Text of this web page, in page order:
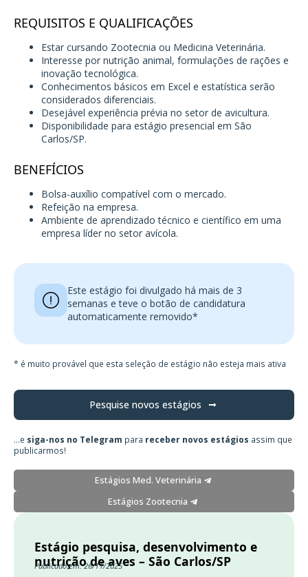
REQUISITOS E QUALIFICAÇÕES
Estar cursando Zootecnia ou Medicina Veterinária.
Interesse por nutrição animal, formulações de rações e
inovação tecnológica.
Conhecimentos básicos em Excel e estatística serão
considerados diferenciais.
Desejável experiência prévia no setor de avicultura.
Disponibilidade para estágio presencial em São
Carlos/SP.
BENEFÍCIOS
Bolsa-auxílio compatível com o mercado.
Refeição na empresa.
Ambiente de aprendizado técnico e científico em uma
empresa líder no setor avícola.
Este estágio foi divulgado há mais de 3
semanas e teve o botão de candidatura
automaticamente removido*
* é muito provável que esta seleção de estágio não esteja mais ativa
Pesquise novos estágios
...e siga-nos no Telegram para receber novos estágios assim que
publicarmos!
Estágios Med. Veterinária
Estágios Zootecnia
Estágio pesquisa, desenvolvimento e
nutrição de aves – São Carlos/SP
Publicado em: 26/11/2025